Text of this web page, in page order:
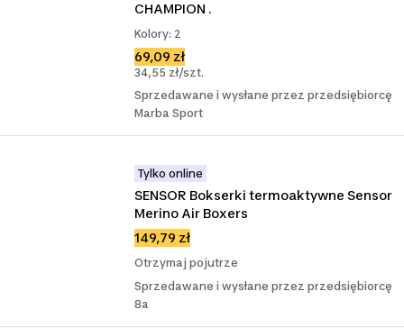
CHAMPION .
Kolory: 2
69,09 zł
34,55 zł/szt.
Sprzedawane i wysłane przez przedsiębiorcę
Marba Sport
Tylko online
SENSOR Bokserki termoaktywne Sensor
Merino Air Boxers
149,79 zł
Otrzymaj pojutrze
Sprzedawane i wysłane przez przedsiębiorcę
8a